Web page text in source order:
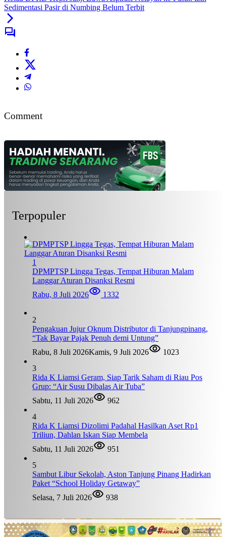
Sedimentasi Pasir di Numbing Belum Terbit
Comment
Terpopuler
1
DPMPTSP Lingga Tegas, Tempat Hiburan Malam
Langgar Aturan Disanksi Resmi
Rabu, 8 Juli 2026
1332
2
Pengakuan Jujur Oknum Distributor di Tanjungpinang,
“Tak Bayar Pajak Penuh demi Untung”
Rabu, 8 Juli 2026Kamis, 9 Juli 2026
1023
3
Rida K Liamsi Geram, Siap Tarik Saham di Riau Pos
Grup: “Air Susu Dibalas Air Tuba”
Sabtu, 11 Juli 2026
962
4
Rida K Liamsi Dizolimi Padahal Hasilkan Aset Rp1
Triliun, Dahlan Iskan Siap Membela
Sabtu, 11 Juli 2026
951
5
Sambut Libur Sekolah, Aston Tanjung Pinang Hadirkan
Paket “School Holiday Getaway”
Selasa, 7 Juli 2026
938